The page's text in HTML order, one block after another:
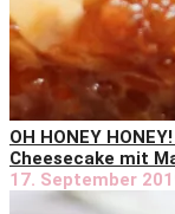
OH HONEY
Cheesecake mit
17. September